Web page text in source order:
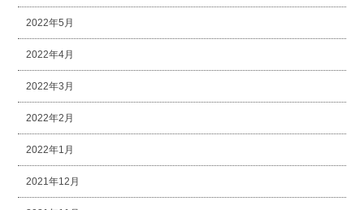
2022年5月
2022年4月
2022年3月
2022年2月
2022年1月
2021年12月